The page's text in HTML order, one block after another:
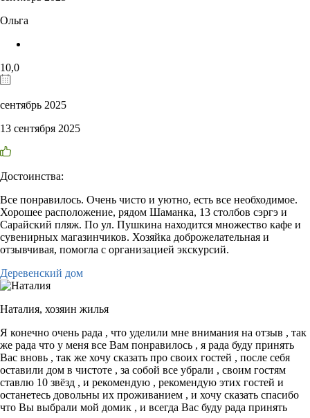
Ольга
10,0
сентябрь 2025
13 сентября 2025
Достоинства:
Все понравилось. Очень чисто и уютно, есть все необходимое.
Хорошее расположение, рядом Шаманка, 13 столбов сэргэ и
Сарайский пляж. По ул. Пушкина находится множество кафе и
сувенирных магазинчиков. Хозяйка доброжелательная и
отзывчивая, помогла с организацией экскурсий.
Деревенский дом
Наталия, хозяин жилья
Я конечно очень рада , что уделили мне внимания на отзыв , так
же рада что у меня все Вам понравилось , я рада буду принять
Вас вновь , так же хочу сказать про своих гостей , после себя
оставили дом в чистоте , за собой все убрали , своим гостям
ставлю 10 звёзд , и рекомендую , рекомендую этих гостей и
останетесь довольны их проживанием , и хочу сказать спасибо
что Вы выбрали мой домик , и всегда Вас буду рада принять